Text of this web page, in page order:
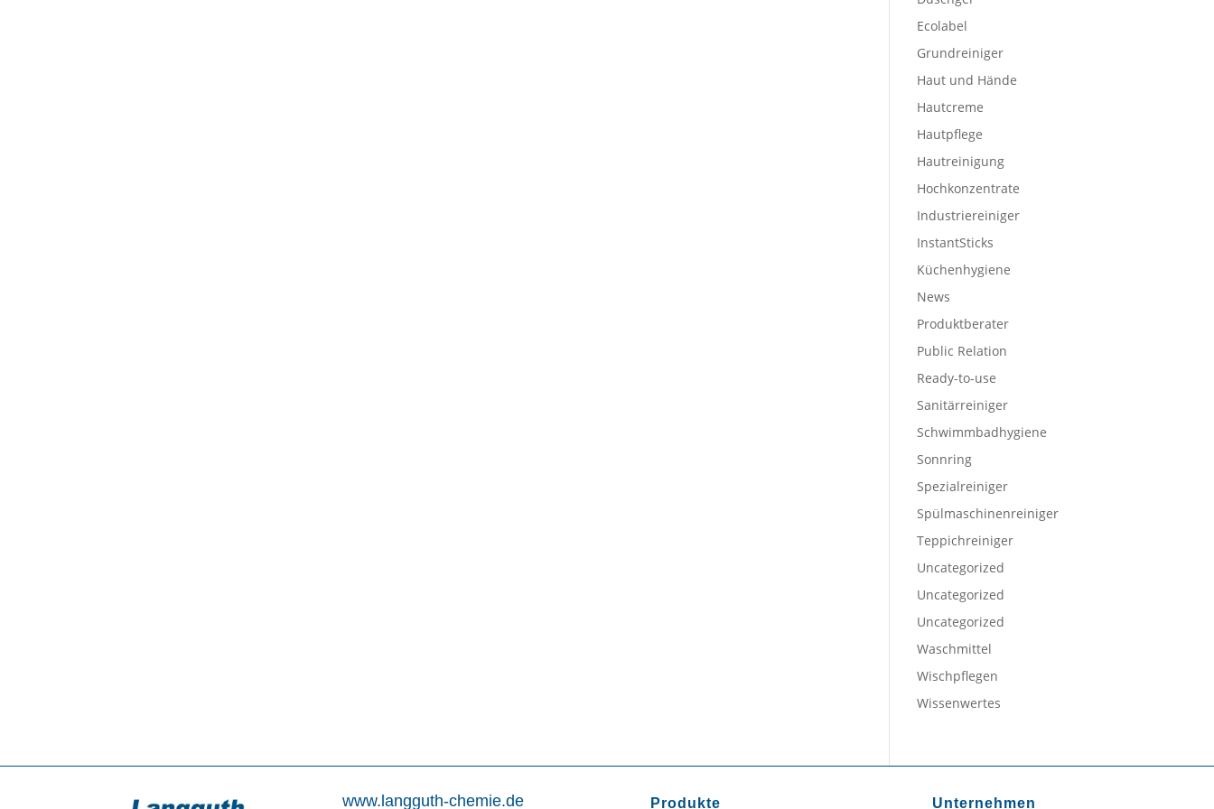
Ecolabel
Grundreiniger
Haut und Hände
Hautcreme
Hautpflege
Hautreinigung
Hochkonzentrate
Industriereiniger
InstantSticks
Küchenhygiene
News
Produktberater
Public Relation
Ready-to-use
Sanitärreiniger
Schwimmbadhygiene
Sonnring
Spezialreiniger
Spülmaschinenreiniger
Teppichreiniger
Uncategorized
Uncategorized
Uncategorized
Waschmittel
Wischpflegen
Wissenwertes
www.langguth-chemie.de Produkte Unternehmen